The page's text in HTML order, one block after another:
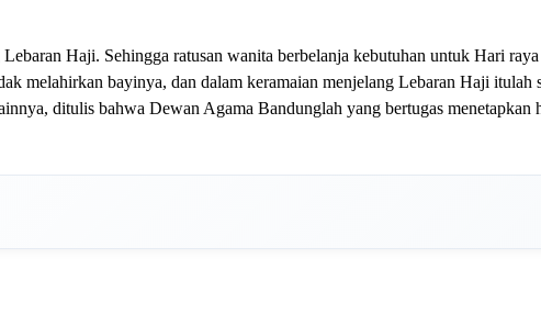
Haji. Sehingga ratusan wanita berbelanja kebutuhan untuk Hari
melahirkan bayinya, dan dalam keramaian menjelang Lebaran Haji itulah
ditulis bahwa Dewan Agama Bandunglah yang bertugas menetapkan